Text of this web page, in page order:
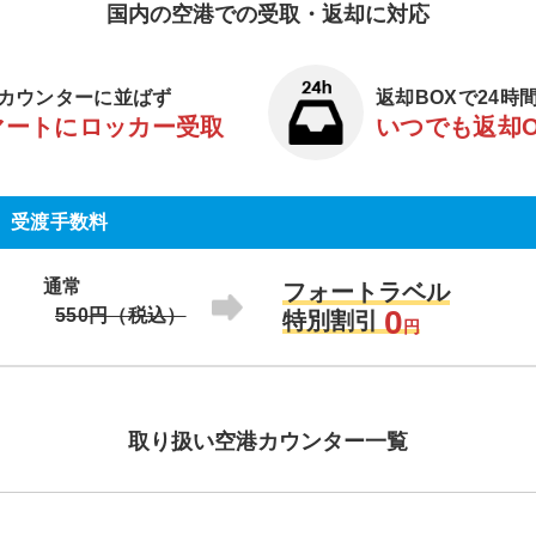
国内の空港での受取・返却に対応
ウンターに並ばず
トにロッカー受取
返却BOXで24時間
いつでも返却
受渡手数料
通常
550円（税込）
フォートラベル
特別割引
0円
取り扱い空港カウンター一覧